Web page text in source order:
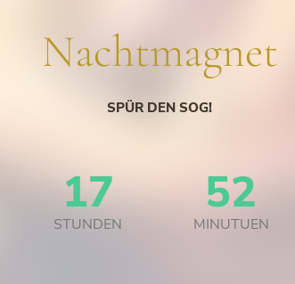
Nachtmagnet
SPÜR DEN SOG!
17
STUNDEN
52
MINUTUEN